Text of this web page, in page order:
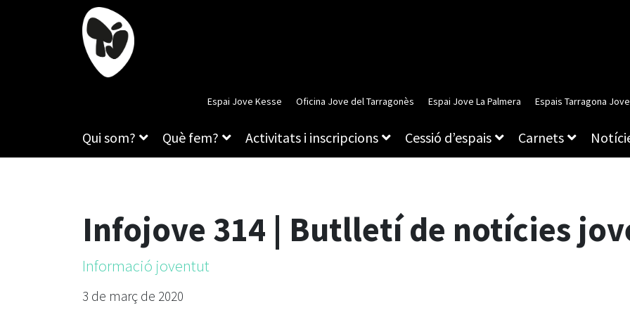
Espai Jove Kesse Oficina Jove del Tarragonès Espai Jove La Palmera Espais Tarragona Jove
Qui som? Què fem? Activitats i inscripcions Cessió d’espais Carnets
Infojove 314 | Butlletí de notícies
Informació joventut
3 de març de 2020